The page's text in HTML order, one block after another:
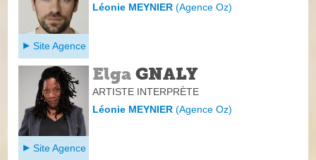
Léonie MEYNIER(Agence Oz)
Site Agence
Elga GNALY
ARTISTE INTERPRÈTE
Léonie MEYNIER(Agence Oz)
Site Agence